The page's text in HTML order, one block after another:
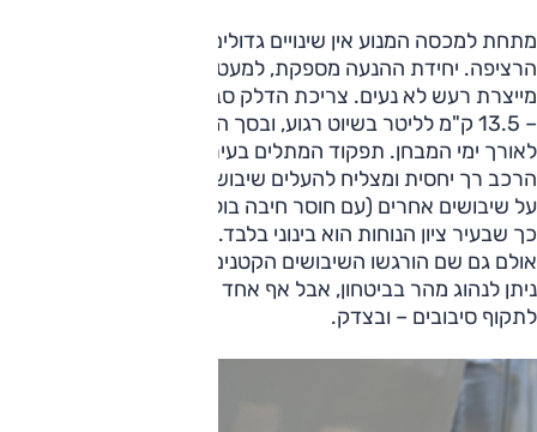
מתחת למכסה המנוע אין שינויים גדולים, מלבד עדכון לתיבה
הרציפה. יחידת ההנעה מספקת, למעט בעומס גבוה, אז היא
מייצרת רעש לא נעים. צריכת הדלק סבירה, אבל יש טובות ממנה
לאורך ימי המבחן. תפקוד המתלים בעיר סובל מחוסר אחידות –
הרכב רך יחסית ומצליח להעלים שיבושים מסוימים, ואז מתרסק
על שיבושים אחרים (עם חוסר חיבה בולט לשיבושים חדי שפה).
כך שבעיר ציון הנוחות הוא בינוני בלבד. מחוץ לעיר המצב
אולם גם שם הורגשו השיבושים הקטנים והחדים. הנאה מנהיגה?
ניתן לנהוג מהר בביטחון, אבל אף אחד לא יקנה ורסו בשביל
לתקוף סיבובים – ובצדק.